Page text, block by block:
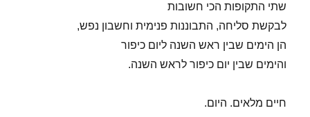
שתי התקופות הכי חשובות
לבקשת סליחה, התבוננות פנימית וחשבון נפש,
הן הימים שבין ראש השנה ליום כיפור
והימים שבין יום כיפור לראש השנה.
חיים מלאים. היום.